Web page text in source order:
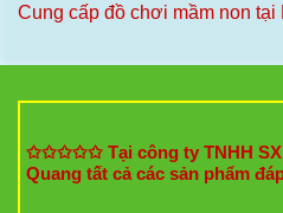
Cung cấp đồ chơi mầm non tại
✩✩✩✩✩ Tại công ty TNHH SX
Quang tất cả các sản phẩm